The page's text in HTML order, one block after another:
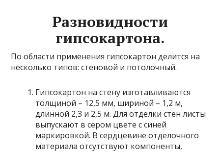
Разновидности
гипсокартона.
По области применения гипсокартон делится на
несколько типов: стеновой и потолочный.
Гипсокартон на стену изготавливаются
толщиной – 12,5 мм, шириной – 1,2 м,
длинной 2,3 и 2,5 м. Для отделки стен листы
выпускают в сером цвете с синей
маркировкой. В сердцевине отделочного
материала отсутствуют компоненты,